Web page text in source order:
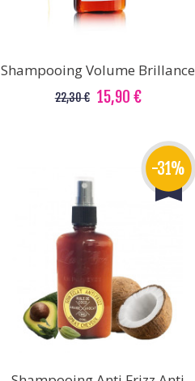
Shampooing Volume Brillance
22,30 € 15,90 €
-31%